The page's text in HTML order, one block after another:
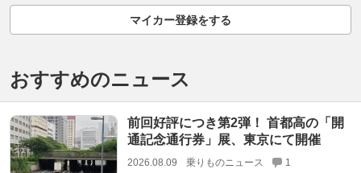
マイカー登録をする
おすすめのニュース
前回好評につき第2弾！ 首都高の「開
通記念通行券」展、東京にて開催
2026.08.09 乗りものニュース 1